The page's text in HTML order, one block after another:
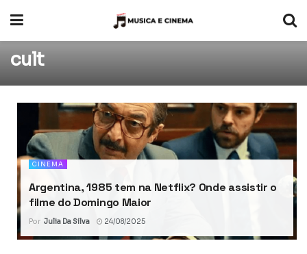
cult
CINEMA
Argentina, 1985 tem na Netflix? Onde assistir o
filme do Domingo Maior
Por Julia Da Silva 24/08/2025